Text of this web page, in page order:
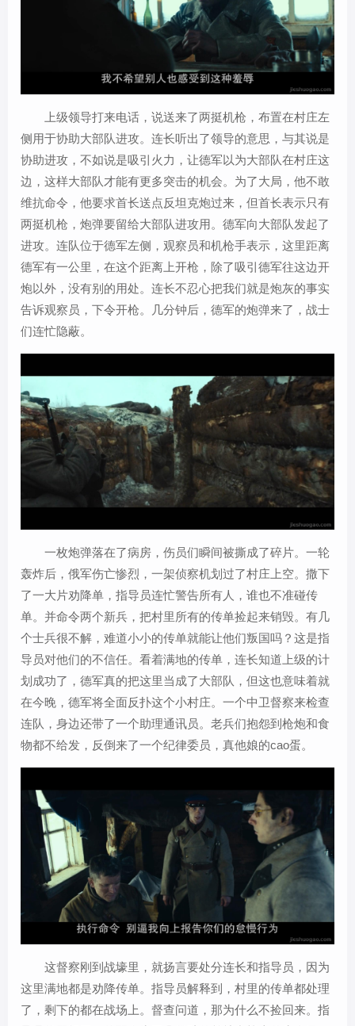
上级领导打来电话，说送来了两挺机枪，布置在村庄左
侧用于协助大部队进攻。连长听出了领导的意思，与其说是
协助进攻，不如说是吸引火力，让德军以为大部队在村庄这
边，这样大部队才能有更多突击的机会。为了大局，他不敢
维抗命令，他要求首长送点反坦克炮过来，但首长表示只有
两挺机枪，炮弹要留给大部队进攻用。德军向大部队发起了
进攻。连队位于德军左侧，观察员和机枪手表示，这里距离
德军有一公里，在这个距离上开枪，除了吸引德军往这边开
炮以外，没有别的用处。连长不忍心把我们就是炮灰的事实
告诉观察员，下令开枪。几分钟后，德军的炮弹来了，战士
们连忙隐蔽。
一枚炮弹落在了病房，伤员们瞬间被撕成了碎片。一轮
轰炸后，俄军伤亡惨烈，一架侦察机划过了村庄上空。撒下
了一大片劝降单，指导员连忙警告所有人，谁也不准碰传
单。并命令两个新兵，把村里所有的传单捡起来销毁。有几
个士兵很不解，难道小小的传单就能让他们叛国吗？这是指
导员对他们的不信任。看着满地的传单，连长知道上级的计
划成功了，德军真的把这里当成了大部队，但这也意味着就
在今晚，德军将全面反扑这个小村庄。一个中卫督察来检查
连队，身边还带了一个助理通讯员。老兵们抱怨到枪炮和食
物都不给发，反倒来了一个纪律委员，真他娘的cao蛋。
这督察刚到战壕里，就扬言要处分连长和指导员，因为
这里满地都是劝降传单。指导员解释到，村里的传单都处理
了，剩下的都在战场上。督查问道，那为什么不捡回来。指